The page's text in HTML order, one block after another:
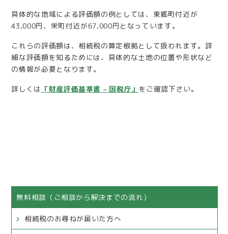
具体的な地域による評価額の例としては、東郷町付近が
43,000円、栄町付近が67,000円となっています。
これらの評価額は、相続税の算定根拠として扱われます。詳
細な評価額を知るためには、具体的な土地の位置や形状など
の情報が必要となります。
詳しくは 「財産評価基準書 – 国税庁」 をご確認下さい。
無料相談（ご相談から解決までの流れ）
相続税のお尋ねが届いた方へ